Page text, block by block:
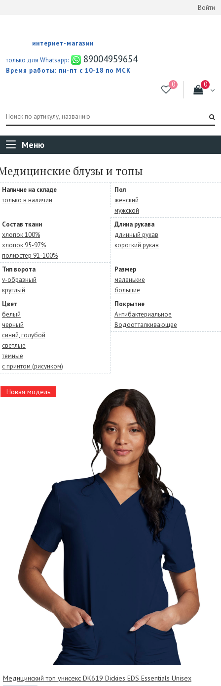
Войти
интернет-магазин
только для Whatsapp:
89004959654
Время работы: пн-пт с 10-18 по МСК
Меню
блузы и топы
Наличие на складе
только в наличии
Пол
женский
мужской
Состав ткани
хлопок 100%
хлопок 95-97%
полиэстер 91-100%
Длина рукава
длинный рукав
короткий рукав
Тип ворота
v-образный
круглый
Размер
маленькие
большие
Цвет
белый
черный
синий, голубой
светлые
темные
с принтом (рисунком)
Покрытие
Антибактериальное
Водоотталкивающее
Новая модель
Медицинский топ унисекс DK619 Dickies EDS Essentials Unisex